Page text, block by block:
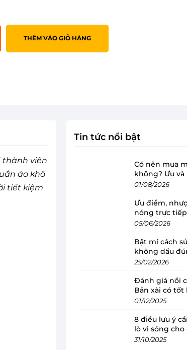
THÊM VÀO GIỎ HÀNG
thành viên
áo khô
tiết kiệm
Tin tức nổi bật
Có nên mua
không? Ưu và
01/08/2026
Ưu điểm,
nóng trực
05/06/2026
Bật mí cách
không dầu
bền
25/02/2026
Đánh giá nồi
Bản xài có tốt
01/12/2025
8 điều lưu ý
lò vi sóng
31/10/2025